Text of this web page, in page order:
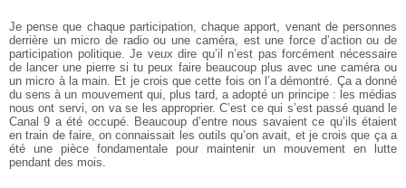
Je pense que chaque participation, chaque apport, venant de personnes
derrière un micro de radio ou une caméra, est une force d’action ou de
participation politique. Je veux dire qu’il n’est pas forcément nécessaire
de lancer une pierre si tu peux faire beaucoup plus avec une caméra ou
un micro à la main. Et je crois que cette fois on l’a démontré. Ça a donné
du sens à un mouvement qui, plus tard, a adopté un principe : les médias
nous ont servi, on va se les approprier. C’est ce qui s’est passé quand le
Canal 9 a été occupé. Beaucoup d’entre nous savaient ce qu’ils étaient
en train de faire, on connaissait les outils qu’on avait, et je crois que ça a
été une pièce fondamentale pour maintenir un mouvement en lutte
pendant des mois.